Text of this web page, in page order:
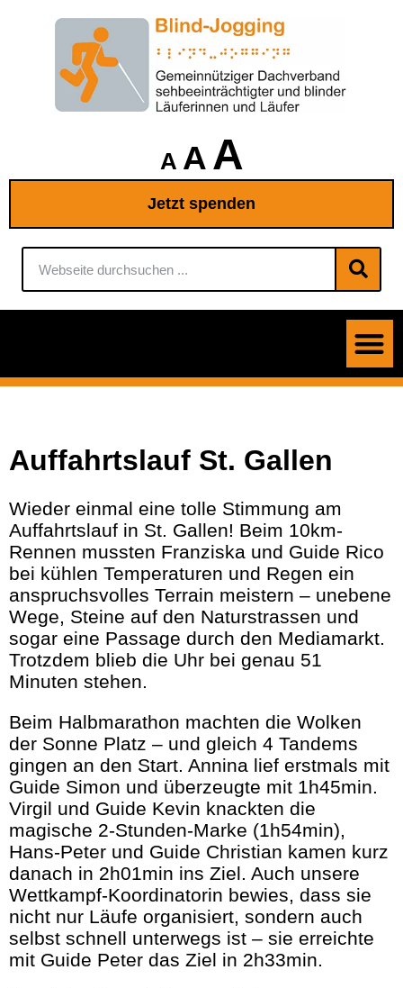
A AA
Jetzt spenden
Auffahrtslauf St. Gallen
Wieder einmal eine tolle Stimmung am
Auffahrtslauf in St. Gallen! Beim 10km-
Rennen mussten Franziska und Guide Rico
bei kühlen Temperaturen und Regen ein
anspruchsvolles Terrain meistern – unebene
Wege, Steine auf den Naturstrassen und
sogar eine Passage durch den Mediamarkt.
Trotzdem blieb die Uhr bei genau 51
Minuten stehen.
Beim Halbmarathon machten die Wolken
der Sonne Platz – und gleich 4 Tandems
gingen an den Start. Annina lief erstmals mit
Guide Simon und überzeugte mit 1h45min.
Virgil und Guide Kevin knackten die
magische 2-Stunden-Marke (1h54min),
Hans-Peter und Guide Christian kamen kurz
danach in 2h01min ins Ziel. Auch unsere
Wettkampf-Koordinatorin bewies, dass sie
nicht nur Läufe organisiert, sondern auch
selbst schnell unterwegs ist – sie erreichte
mit Guide Peter das Ziel in 2h33min.